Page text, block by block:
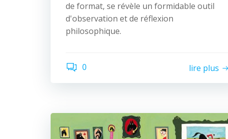
de format, se révèle un formidable outil
d'observation et de réflexion
philosophique.
0 lire plus